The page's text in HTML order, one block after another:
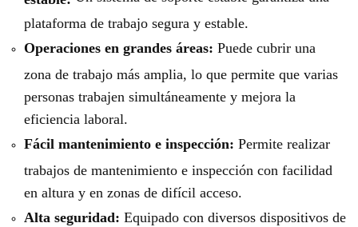
plataforma de trabajo segura y estable.
Operaciones en grandes áreas: Puede cubrir una
zona de trabajo más amplia, lo que permite que varias
personas trabajen simultáneamente y mejora la
eficiencia laboral.
Fácil mantenimiento e inspección: Permite realizar
trabajos de mantenimiento e inspección con facilidad
en altura y en zonas de difícil acceso.
Alta seguridad: Equipado con diversos dispositivos de